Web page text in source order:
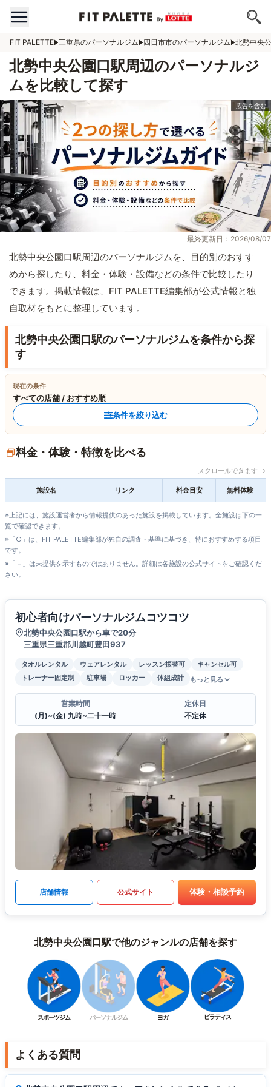
FIT PALETTE 三重県のパーソナルジム 四日市市のパーソナルジム 北勢中央
北勢中央公園口駅周辺のパーソナルジ
ムを比較して探す
最終更新日：2026/08/07
北勢中央公園口駅周辺のパーソナルジムを、目的別のおすす
めから探したり、料金・体験・設備などの条件で比較したり
できます。掲載情報は、FIT PALETTE編集部が公式情報と独
自取材をもとに整理しています。
北勢中央公園口駅のパーソナルジムを条件から探
す
現在の条件
すべての店舗 / おすすめ順
条件を絞り込む
料金・体験・特徴を比べる
スクロールできます →
施設名 リンク 料金目安 無料体験
※上記には、施設運営者から情報提供のあった施設を掲載しています。全施設は下の一
覧で確認できます。
※「○」は、FIT PALETTE編集部が独自の調査・基準に基づき、特におすすめする項目
です。
※「－」は未提供を示すものではありません。詳細は各施設の公式サイトをご確認くだ
さい。
初心者向けパーソナルジムコツコツ
北勢中央公園口駅から車で20分
三重県三重郡川越町豊田937
タオルレンタル ウェアレンタル レッスン振替可
キャンセル可
トレーナー固定制
駐車場 ロッカー 体組成計 もっと見る
営業時間
(月)~(金) 九時~二十一時
定休日
不定休
店舗情報 公式サイト 体験・相談予約
北勢中央公園口駅で他のジャンルの店舗を探す
スポーツジム パーソナルジム ヨガ ピラティス
よくある質問